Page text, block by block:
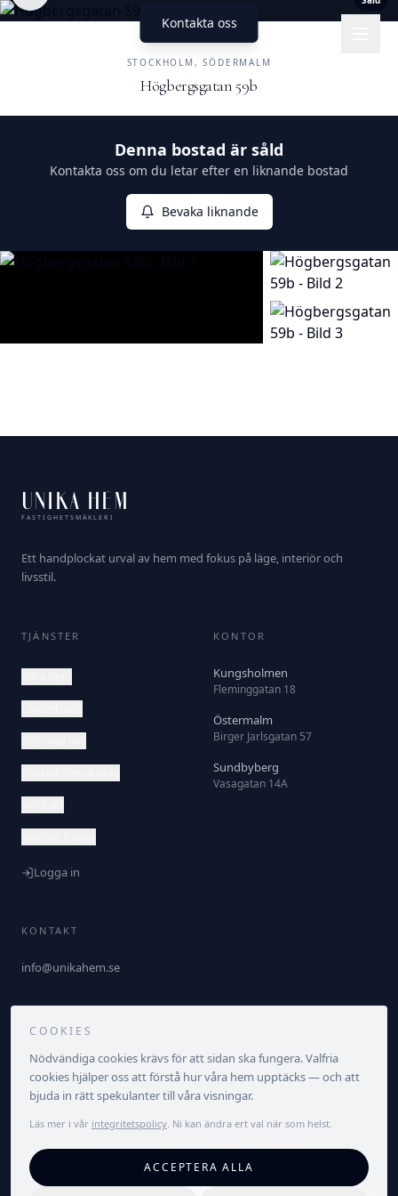
Kontakta oss
STOCKHOLM, SÖDERMALM
Högbergsgatan 59b
Denna bostad är såld
Kontakta oss om du letar efter en liknande bostad
Bevaka liknande
UNIKA HEM
FASTIGHETSMÄKLERI
Ett handplockat urval av hem med fokus på läge, interiör och
livsstil.
TJÄNSTER
Logga in
KONTOR
Kungsholmen
Fleminggatan 18
Östermalm
Birger Jarlsgatan 57
Sundbyberg
Vasagatan 14A
KONTAKT
info@unikahem.se
IntegritetspolicyVillkorCookieinställningar
COOKIES
Nödvändiga cookies krävs för att sidan ska fungera. Valfria
cookies hjälper oss att förstå hur våra hem upptäcks — och att
bjuda in rätt spekulanter till våra visningar.
Läs mer i vår integritetspolicy. Ni kan ändra ert val när som helst.
ACCEPTERA ALLA